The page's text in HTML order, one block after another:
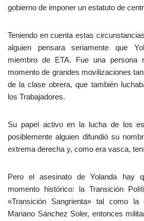
gobierno de imponer un estatuto de
Teniendo en cuenta estas
alguien pensara seriamente que
miembro de ETA. Fue una persona
momento de grandes movilizaciones
de la clase obrera, que también
los Trabajadores.
Su papel activo en la lucha de los
posiblemente alguien difundió su
extrema derecha y, como era vasca,
Pero el asesinato de Yolanda hay
momento histórico: la Transición
«Transición Sangrienta» tal como
Mariano Sánchez Soler, entonces